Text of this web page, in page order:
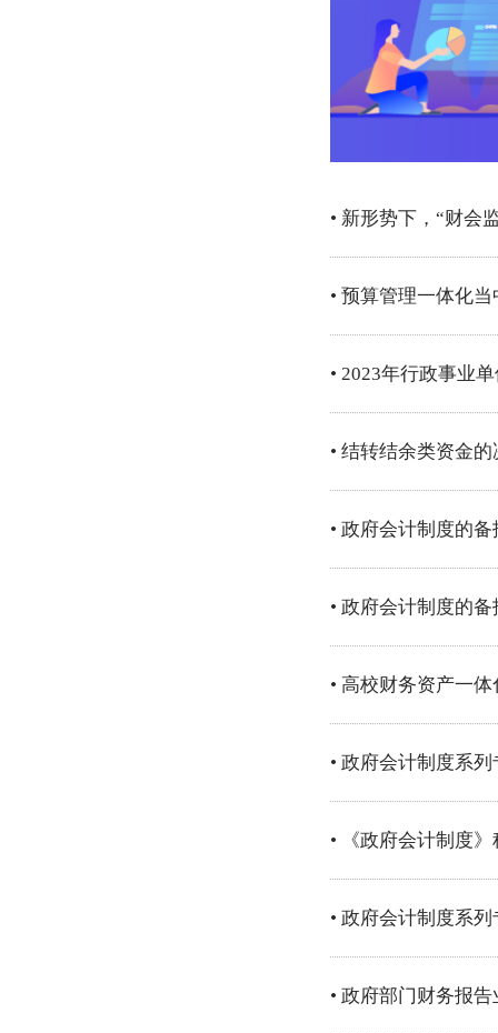
• 新形势下，“财会
• 预算管理一体化
• 2023年行政事业
• 结转结余类资金
• 政府会计制度的
• 政府会计制度的
• 高校财务资产一
• 政府会计制度系
• 《政府会计制度
• 政府会计制度系
• 政府部门财务报